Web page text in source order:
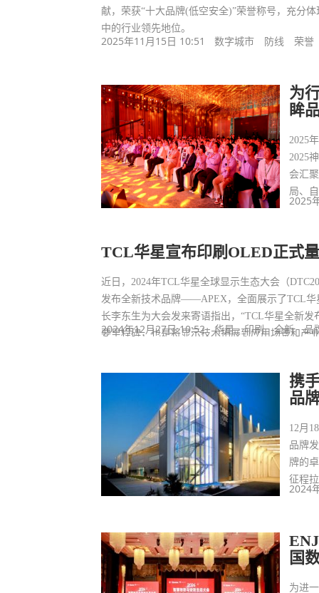
献，荣获“十大品牌(低空安全)”荣誉称号，充分
中的行业领先地位。
2025年11月15日 10:51 数字城市 防线 荣誉
为
眸
2025
2025
会汇
局、
2025
TCL华星宣布印刷OLED正式
近日，2024年TCL华星全球显示生态大会（
发布全新技术品牌——APEX，全面展示了TCL华
长李东生为大会发来寄语指出，“TCL华星全新
要里程碑，也是将显示技术拓展到应用场景和产
2024年12月27日 10:52 华星 印刷 全新 品
携
品
12月
品牌
牌的
征程
2024
国
为进